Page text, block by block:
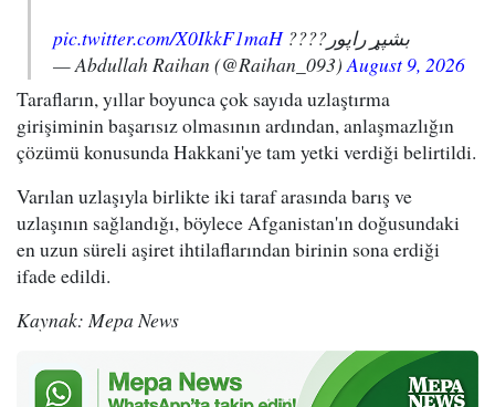
بشپړ راپور????pic.twitter.com/X0IkkF1maH
— Abdullah Raihan (@Raihan_093)August 9, 2026
Tarafların, yıllar boyunca çok sayıda uzlaştırma
girişiminin başarısız olmasının ardından, anlaşmazlığın
çözümü konusunda Hakkani'ye tam yetki verdiği belirtildi.
Varılan uzlaşıyla birlikte iki taraf arasında barış ve
uzlaşının sağlandığı, böylece Afganistan'ın doğusundaki
en uzun süreli aşiret ihtilaflarından birinin sona erdiği
ifade edildi.
Kaynak: Mepa News